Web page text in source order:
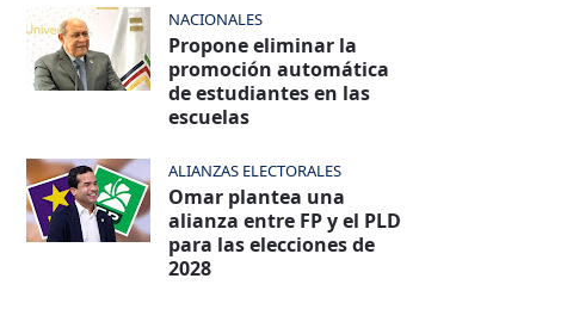
NACIONALES
Propone eliminar la
promoción automática
de estudiantes en las
escuelas
ALIANZAS ELECTORALES
Omar plantea una
alianza entre FP y el PLD
para las elecciones de
2028